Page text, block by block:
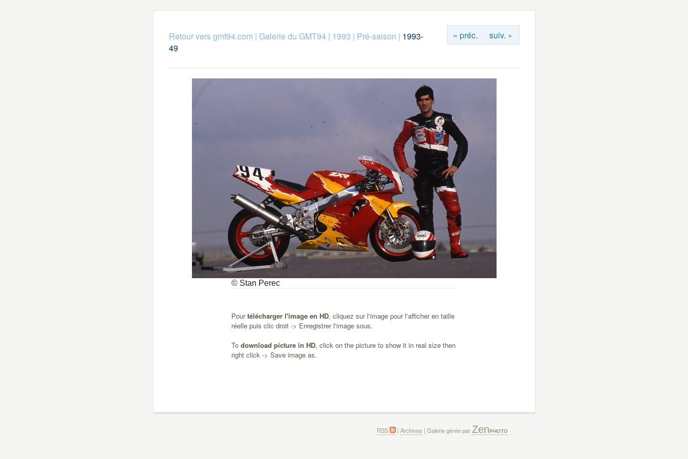
« préc. suiv. »
Retour vers gmt94.com | Galerie du GMT94| 1993 | Pré-saison | 1993-
49
© Stan Perec
Pourtélécharger l'image en HD, cliquez sur l'image pour l'afficher en taille
réelle puis clic droit -> Enregistrer l'image sous.
To download picture in HD, click on the picture to show it in real size then
right click -> Save image as.
RSS | Archives | Galerie gérée parZen PHOTO